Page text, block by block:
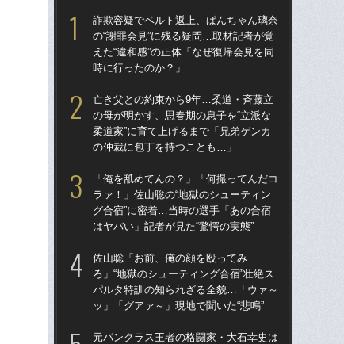
詐欺容疑でベルト返上、ぱんちゃん璃奈
の“謝罪会見”に残る疑問…取材記者が覚
えた“違和感”の正体「なぜ復帰会見を同
時に行ったのか？」
亡き父との約束から9年…柔道・斉藤立
の母が明かす、思春期の息子を“立派な
柔道家”に育て上げるまで「兄弟ゲンカ
の仲裁に包丁を持つことも…」
「俺を舐めてんの？」「何撮ってんだコ
ラァ！」佐山聡の“地獄のシューティン
グ合宿”に密着…当時の選手「あの合宿
はヤバい」記者が見た“驚愕の実態”
佐山聡「お前、俺の顔を殴ってみ
ろ」“地獄のシューティング合宿”壮絶ス
パルタ特訓の知られざる全貌…「ウァ～
ッ」「グアァ～」現地で聞いた“悲鳴”
元パンクラス王者の格闘家・大石幸史は